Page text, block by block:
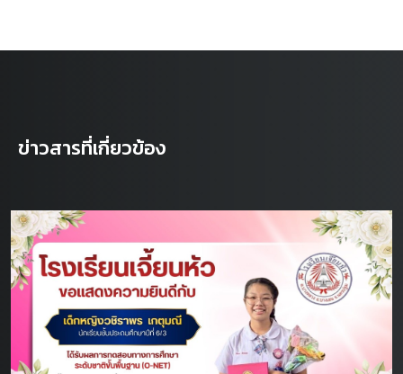
ข่าวสารที่เกี่ยวข้อง